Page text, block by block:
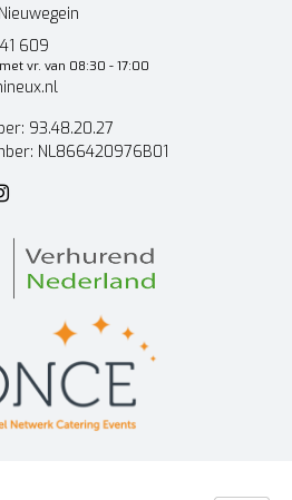
609
vr. van 08:30 - 17:00
93.48.20.27
NL866420976B01